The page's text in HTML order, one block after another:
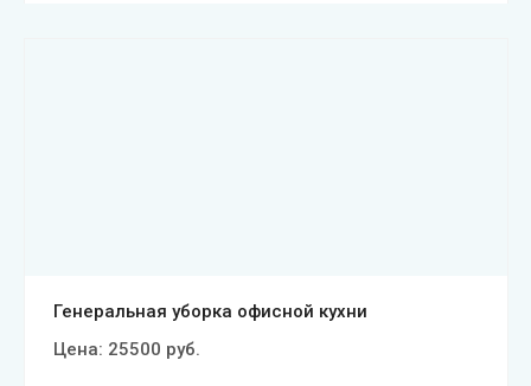
Генеральная уборка офисной кухни
Цена: 25500 руб.